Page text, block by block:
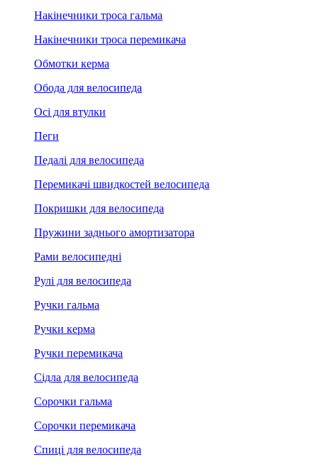
Накінечники троса гальма
Накінечники троса перемикача
Обмотки керма
Обода для велосипеда
Осі для втулки
Пеги
Педалі для велосипеда
Перемикачі швидкостей велосипеда
Покришки для велосипеда
Пружини заднього амортизатора
Рами велосипедні
Рулі для велосипеда
Ручки гальма
Ручки керма
Ручки перемикача
Сідла для велосипеда
Сорочки гальма
Сорочки перемикача
Спиці для велосипеда